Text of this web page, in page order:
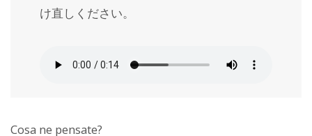
け直しください。
Cosa ne pensate?